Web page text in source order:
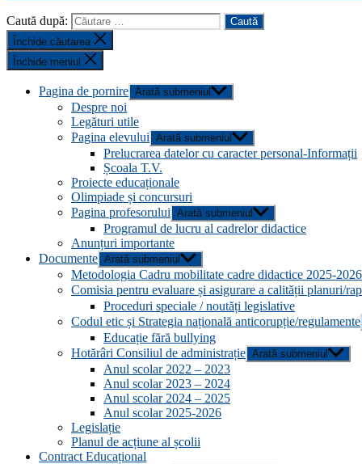
Caută după:
Închide căutarea
Închide meniul
Pagina de pornire Arată submeniul
Despre noi
Legături utile
Pagina elevului Arată submeniul
Prelucrarea datelor cu caracter personal-Informații
Școala T.V.
Proiecte educaționale
Olimpiade și concursuri
Pagina profesorului Arată submeniul
Programul de lucru al cadrelor didactice
Anunțuri importante
Documente Arată submeniul
Metodologia Cadru mobilitate cadre didactice 2025-2026
Comisia pentru evaluare și asigurare a calității planuri/
Proceduri speciale / noutăți legislative
Codul etic și Strategia națională anticorupție/regulamente
Educație fără bullying
Hotărâri Consiliul de administrație Arată submeniul
Anul scolar 2022 – 2023
Anul scolar 2023 – 2024
Anul scolar 2024 – 2025
Anul scolar 2025-2026
Legislație
Planul de acțiune al școlii
Contract Educațional